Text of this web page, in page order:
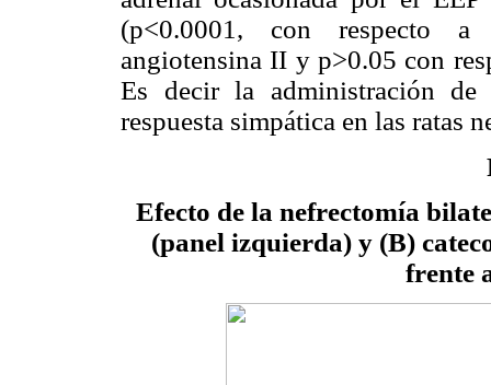
(p<0.0001, con respecto a
angiotensina II y p>0.05 con
Es decir la administración
respuesta simpática en las ratas
Efecto de la nefrectomía
(panel izquierda) y (B)
frente